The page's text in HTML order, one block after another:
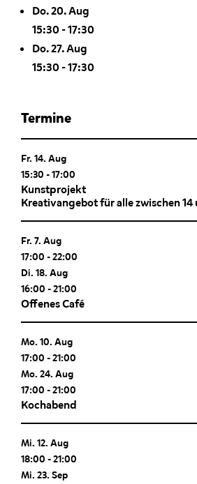
Do. 20. Aug
15:30 -17:30
Do. 27. Aug
15:30 -17:30
Termine
Fr. 14. Aug
15:30 -17:00
Kunstprojekt
Kreativangebot für alle zwischen 14
Fr. 7. Aug
17:00 -22:00
Di. 18. Aug
16:00 -21:00
Offenes Café
Mo. 10. Aug
17:00 -21:00
Mo. 24. Aug
17:00 -21:00
Kochabend
Mi. 12. Aug
18:00 -21:00
Mi. 23. Sep